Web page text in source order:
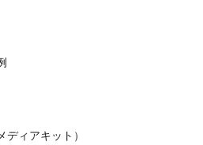
ィアキット）